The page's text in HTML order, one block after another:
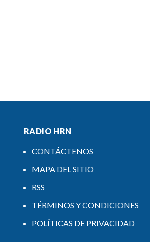
RADIO HRN
CONTÁCTENOS
MAPA DEL SITIO
RSS
TÉRMINOS Y CONDICIONES
POLÍTICAS DE PRIVACIDAD